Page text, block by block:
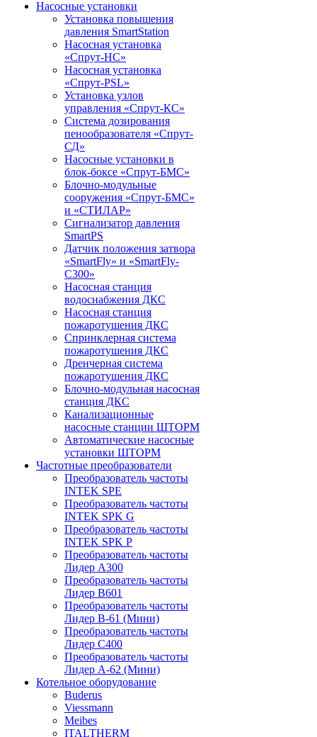
Насосные установки
Установка повышения
давления SmartStation
Насосная установка
«Спрут-НС»
Насосная установка
«Спрут-PSL»
Установка узлов
управления «Спрут-КС»
Система дозирования
пенообразователя «Спрут-
СД»
Насосные установки в
блок-боксе «Спрут-БМС»
Блочно-модульные
сооружения «Спрут-БМС»
и «СТИЛАР»
Сигнализатор давления
SmartPS
Датчик положения затвора
«SmartFly» и «SmartFly-
С300»
Насосная станция
водоснабжения ДКС
Насосная станция
пожаротушения ДКС
Спринклерная система
пожаротушения ДКС
Дренчерная система
пожаротушения ДКС
Блочно-модульная насосная
станция ДКС
Канализационные
насосные станции ШТОРМ
Автоматические насосные
установки ШТОРМ
Частотные преобразователи
Преобразователь частоты
INTEK SPE
Преобразователь частоты
INTEK SPK G
Преобразователь частоты
INTEK SPK P
Преобразователь частоты
Лидер А300
Преобразователь частоты
Лидер B601
Преобразователь частоты
Лидер В-61 (Мини)
Преобразователь частоты
Лидер С400
Преобразователь частоты
Лидер А-62 (Мини)
Котельное оборудование
Buderus
Viessmann
Meibes
ITALTHERM